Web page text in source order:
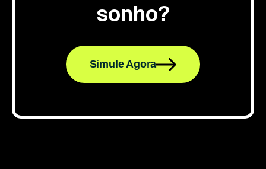
sonho?
Simule Agora